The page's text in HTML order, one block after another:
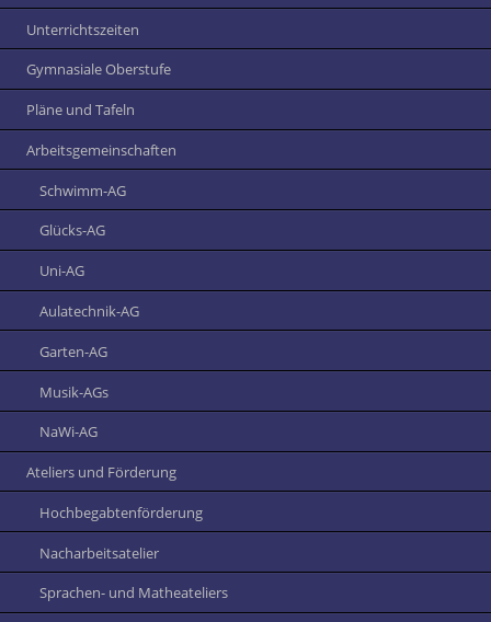
Unterrichtszeiten
Gymnasiale Oberstufe
Pläne und Tafeln
Arbeitsgemeinschaften
Schwimm-AG
Glücks-AG
Uni-AG
Aulatechnik-AG
Garten-AG
Musik-AGs
NaWi-AG
Ateliers und Förderung
Hochbegabtenförderung
Nacharbeitsatelier
Sprachen- und Matheateliers